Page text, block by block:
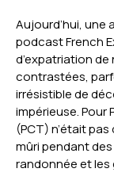
Aujourd’hui, une
podcast French
d’expatriation
contrastées,
irrésistible de
impérieuse. Pour
(PCT) n’était
mûri pendant
randonnée et les